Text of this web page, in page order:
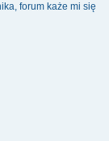
forum każe mi się